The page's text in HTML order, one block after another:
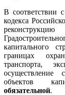
В соответствии
кодекса
капитального
границах
транспорта,
осуществление
объектов
обязательной.